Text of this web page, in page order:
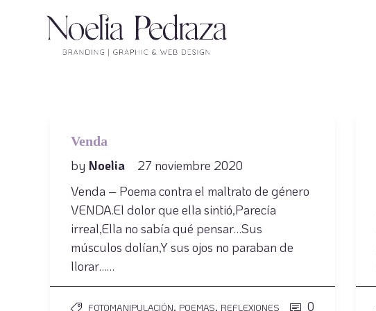
Venda
by Noelia
27 noviembre 2020
Venda – Poema contra el maltrato de género
VENDA.El dolor que ella sintió,Parecía
irreal,Ella no sabía qué pensar…Sus
músculos dolían,Y sus ojos no paraban de
llorar……
FOTOMANIPULACIÓN, POEMAS, REFLEXIONES 0